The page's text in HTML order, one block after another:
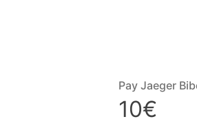
Pay Jaeger
10€